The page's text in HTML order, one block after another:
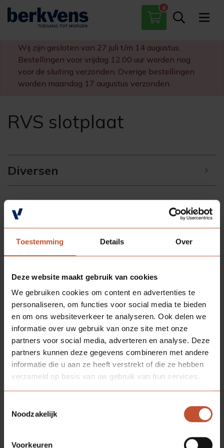
Toestemming Details Over
Deze website maakt gebruik van cookies
We gebruiken cookies om content en advertenties te
personaliseren, om functies voor social media te bieden
en om ons websiteverkeer te analyseren. Ook delen we
informatie over uw gebruik van onze site met onze
partners voor social media, adverteren en analyse. Deze
partners kunnen deze gegevens combineren met andere
informatie die u aan ze heeft verstrekt of die ze hebben
verzameld op basis van uw gebruik van hun services.
Noodzakelijk
Voorkeuren
0
Paumelles
Scharnieren
Sloten
Diversen
Wij zijn gesloten van 27 juli t/m 14 augustus.
Bestellingen voor vrijdag 12.00 uur worden nog
voor de sluiting verzonden. Overige bestellingen
worden maandag 17 augustus verzonden.
RVS slotplaat
Diversen